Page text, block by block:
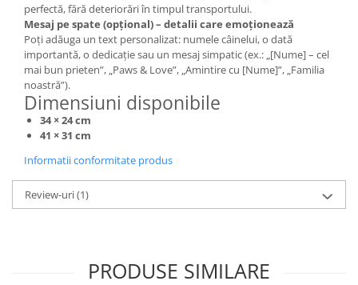
perfectă, fără deteriorări în timpul transportului.
Mesaj pe spate (opțional) – detalii care emoționează
Poți adăuga un text personalizat: numele câinelui, o dată
importantă, o dedicație sau un mesaj simpatic (ex.: „[Nume] – cel
mai bun prieten”, „Paws & Love”, „Amintire cu [Nume]”, „Familia
noastră”).
Dimensiuni disponibile
34 × 24 cm
41 × 31 cm
Informatii conformitate produs
Review-uri(1)
PRODUSE SIMILARE